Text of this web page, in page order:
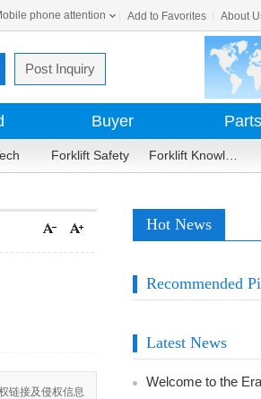
phone attention Add to Favorites About
Post Inquiry
Buyer Parts
Forklift Safety
链接及侵权信息
Hot News
Recommended
Latest News
Welcome to the